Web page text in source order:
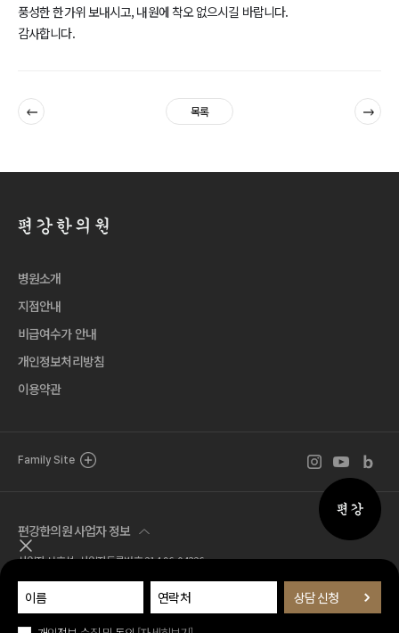
풍성한 한가위 보내시고, 내원에 착오 없으시길 바랍니다.
감사합니다.
이전 목록 다음
퀵메뉴
퀵메뉴 닫기
병원소개
지점안내
비급여수가 안내
개인정보처리방침
이용약관
Family Site 인스타그램 바로
유튜브 바로
블로그
편강한의원 사업자 정보
사업자 서호석 사업자등록번호 214-96-04326
Tel. 02.518.7777 Fax. 02.581.1570
주소 서울특별시 서초구 서운로 1길 21 (서초동, 편강한의원)